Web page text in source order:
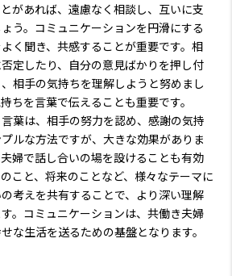
があれば、遠慮なく相談し、互いに支
う。コミュニケーションを円滑にする
く聞き、共感することが重要です。相
定したり、自分の意見ばかりを押し付
相手の気持ちを理解しようと努めまし
ちを言葉で伝えることも重要です。
言葉は、相手の努力を認め、感謝の気持
ルな方法ですが、大きな効果がありま
婦で話し合いの場を設けることも有効
こと、将来のことなど、様々なテーマに
考えを共有することで、より深い理解
。コミュニケーションは、共働き夫婦
な生活を送るための基盤となります。